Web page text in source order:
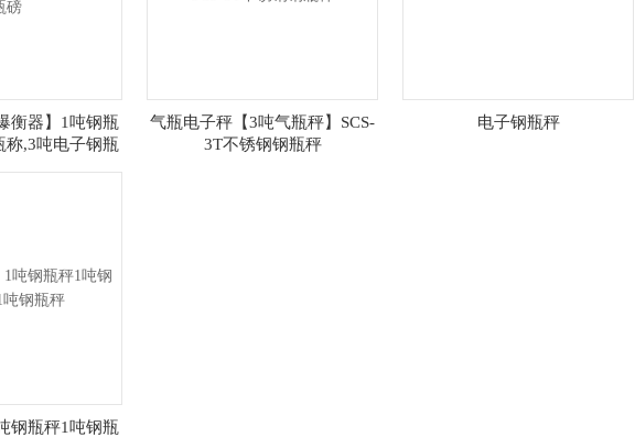
衡器】1吨钢瓶
称,3吨电子钢瓶
气瓶电子秤【3吨气瓶秤】SCS-
3T不锈钢钢瓶秤
电子钢瓶秤
钢瓶秤1吨钢瓶